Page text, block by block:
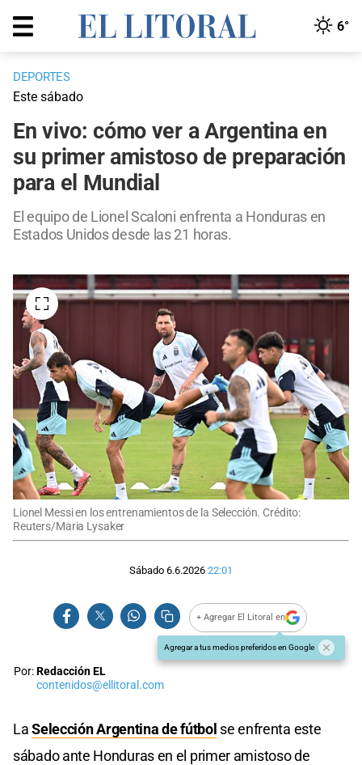
6°
DEPORTES
Este sábado
En vivo: cómo ver a Argentina en
su primer amistoso de preparación
para el Mundial
El equipo de Lionel Scaloni enfrenta a Honduras en
Estados Unidos desde las 21 horas.
Lionel Messi en los entrenamientos de la Selección. Crédito:
Reuters/Maria Lysaker
Sábado 6.6.2026 22:01
+ Agregar El Litoral en
Agregar a tus medios preferidos en Google
Por:Redacción EL
contenidos@ellitoral.com
LaSelección Argentina de fútbol se enfrenta este
sábado ante Honduras en el primer amistoso de